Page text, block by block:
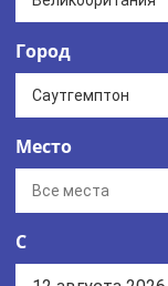
Город
Место
С